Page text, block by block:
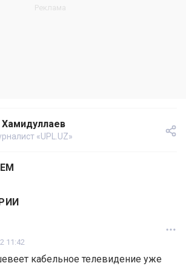
«UPL.UZ»
11:42
кабельное телевидение уже